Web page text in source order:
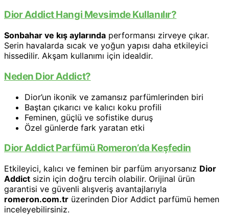
Dior Addict Hangi Mevsimde Kullanılır?
Sonbahar ve kış aylarında performansı zirveye çıkar.
Serin havalarda sıcak ve yoğun yapısı daha etkileyici
hissedilir. Akşam kullanımı için idealdir.
Neden Dior Addict?
Dior’un ikonik ve zamansız parfümlerinden biri
Baştan çıkarıcı ve kalıcı koku profili
Feminen, güçlü ve sofistike duruş
Özel günlerde fark yaratan etki
Dior Addict Parfümü Romeron’da Keşfedin
Etkileyici, kalıcı ve feminen bir parfüm arıyorsanız Dior
Addict sizin için doğru tercih olabilir. Orijinal ürün
garantisi ve güvenli alışveriş avantajlarıyla
romeron.com.tr üzerinden Dior Addict parfümü hemen
inceleyebilirsiniz.